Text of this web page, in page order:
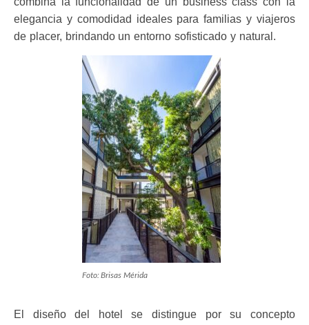
elegancia y comodidad ideales para familias y viajeros
de placer, brindando un entorno sofisticado y natural.
Foto: Brisas Mérida
El diseño del hotel se distingue por su concepto